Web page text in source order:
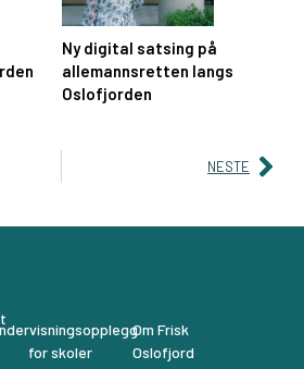
Ny digital satsing på
allemannsretten langs
Oslofjorden
NESTE
for skoler
Om Frisk
Oslofjord